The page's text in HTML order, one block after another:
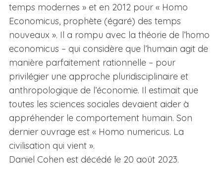
temps modernes » et en 2012 pour « Homo
Economicus, prophète (égaré) des temps
nouveaux ». Il a rompu avec la théorie de l’homo
economicus – qui considère que l’humain agit de
manière parfaitement rationnelle – pour
privilégier une approche pluridisciplinaire et
anthropologique de l’économie. Il estimait que
toutes les sciences sociales devaient aider à
appréhender le comportement humain. Son
dernier ouvrage est « Homo numericus. La
civilisation qui vient ».
Daniel Cohen est décédé le 20 août 2023.